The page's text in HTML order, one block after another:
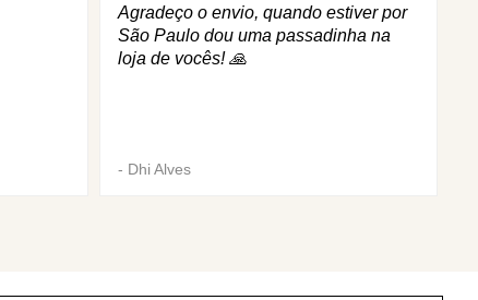
Agradeço o envio, quando estiver por
São Paulo dou uma passadinha na
loja de vocês! 🙏
- Dhi Alves